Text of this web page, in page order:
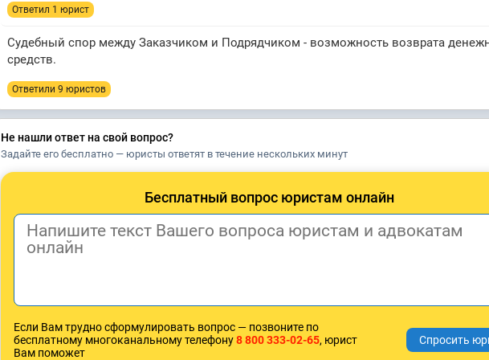
Ответил 1 юрист
Судебный спор между Заказчиком и Подрядчиком - возможность возврата
средств.
Ответили 9 юристов
Не нашли ответ на свой вопрос?
Задайте его бесплатно — юристы ответят в течение нескольких минут
Бесплатный вопрос юристам онлайн
Если Вам трудно сформулировать вопрос — позвоните по
бесплатному многоканальному телефону8 800 333-02-65, юрист
Вам поможет